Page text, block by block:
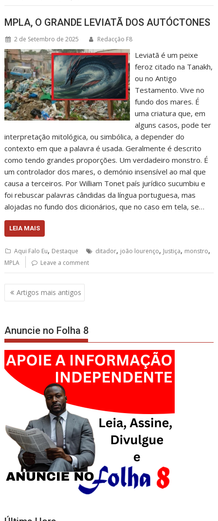
MPLA, O GRANDE LEVIATÃ DOS AUTÓCTONES
2 de Setembro de 2025 Redacção F8
Leviatã é um peixe
feroz citado na Tanakh,
ou no Antigo
Testamento. Vive no
fundo dos mares. É
uma criatura que, em
alguns casos, pode ter
interpretação mitológica, ou simbólica, a depender do
contexto em que a palavra é usada. Geralmente é descrito
como tendo grandes proporções. Um verdadeiro monstro. É
um controlador dos mares, o demónio insensível ao mal que
causa a terceiros. Por William Tonet país jurídico sucumbiu e
foi rebuscar palavras cândidas da língua portuguesa, mas
alojadas no fundo dos dicionários, que no caso em tela, se…
LEIA MAIS
Aqui Falo Eu, Destaque ditador, joão lourenço, Justiça, monstro,
MPLA Leave a comment
Navegação
de
Artigos mais antigos
Anuncie no Folha 8